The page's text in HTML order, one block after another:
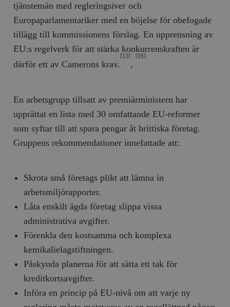
tjänstemän med regleringsiver och
Europaparlamentariker med en böjelse för obefogade
tillägg till kommissionens förslag. En upprensning av
EU:s regelverk för att stärka konkurrenskraften är
därför ett av Camerons krav.
[15]
,
[16]
En arbetsgrupp tillsatt av premiärministern har
upprättat en lista med 30 omfattande EU-reformer
som syftar till att spara pengar åt brittiska företag.
Gruppens rekommendationer innefattade att:
Skrota små företags plikt att lämna in
arbetsmiljörapporter.
Låta enskilt ägda företag slippa vissa
administrativa avgifter.
Förenkla den kostsamma och komplexa
kemikalielagstiftningen.
Påskynda planerna för att sätta ett tak för
kreditkortsavgifter.
Införa en princip på EU-nivå om att varje ny